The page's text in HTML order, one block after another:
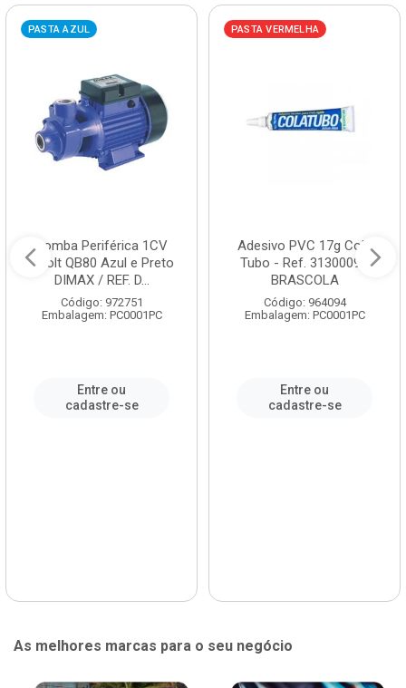
PASTA AZUL
Bomba Periférica 1CV
Bivolt QB80 Azul e Preto
DIMAX / REF. D...
Código: 972751
Embalagem: PC0001PC
Entre ou
cadastre-se
PASTA VERMELHA
Adesivo PVC 17g Cola
Tubo - Ref. 3130009 -
BRASCOLA
Código: 964094
Embalagem: PC0001PC
Entre ou
cadastre-se
As melhores marcas para o seu negócio